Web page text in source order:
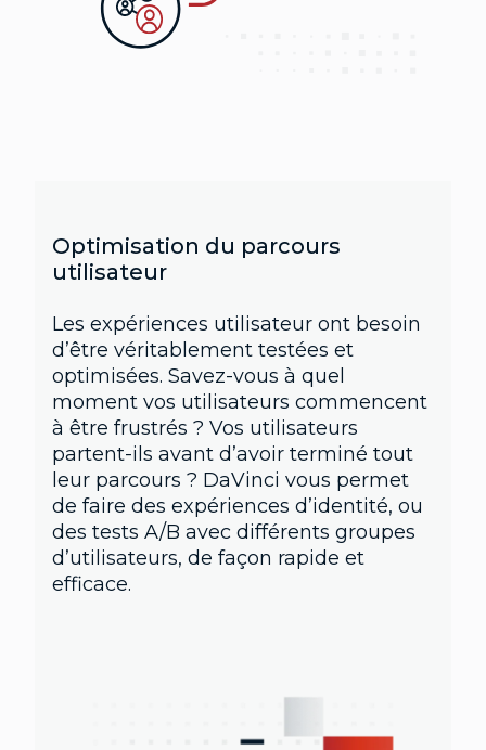
Optimisation du parcours
utilisateur
Les expériences utilisateur ont besoin
d’être véritablement testées et
optimisées. Savez-vous à quel
moment vos utilisateurs commencent
à être frustrés ? Vos utilisateurs
partent-ils avant d’avoir terminé tout
leur parcours ? DaVinci vous permet
de faire des expériences d’identité, ou
des tests A/B avec différents groupes
d’utilisateurs, de façon rapide et
efficace.